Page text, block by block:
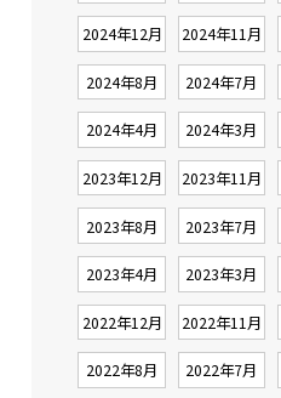
2024年12月 2024年11月
2024年8月 2024年7月
2024年4月 2024年3月
2023年12月 2023年11月
2023年8月 2023年7月
2023年4月 2023年3月
2022年12月 2022年11月
2022年8月 2022年7月